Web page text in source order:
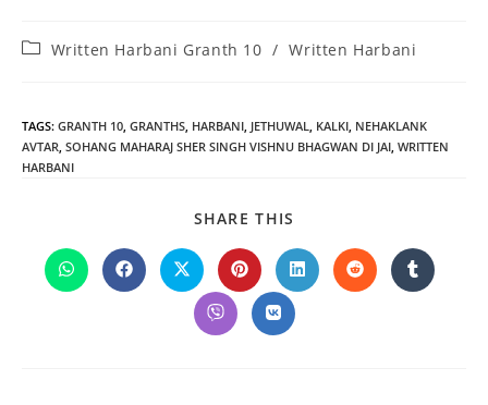
PostWritten Harbani Granth 10 / Written Harbani
TAGS: GRANTH 10, GRANTHS, HARBANI, JETHUWAL, KALKI, NEHAKLANK
AVTAR, SOHANG MAHARAJ SHER SINGH VISHNU BHAGWAN DI JAI, WRITTEN
HARBANI
SHARE THIS
CONTENT
Opens
in
Opens
in
Opens
in
new
window
Opens
in
new
window
Opens
in
Opens
in
Opens
in
Opens
in
Opens
in